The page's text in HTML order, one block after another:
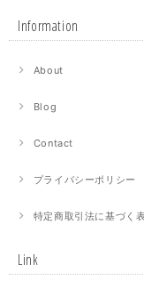
Information
About
Blog
Contact
プライバシーポリシー
特定商取引法に基づく
Link